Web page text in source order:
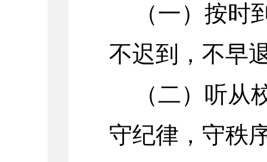
（一）按
不迟到，不早
（二）听
守纪律，守秩